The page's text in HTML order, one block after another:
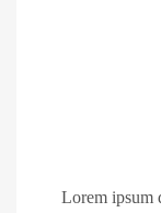
Lorem ipsum